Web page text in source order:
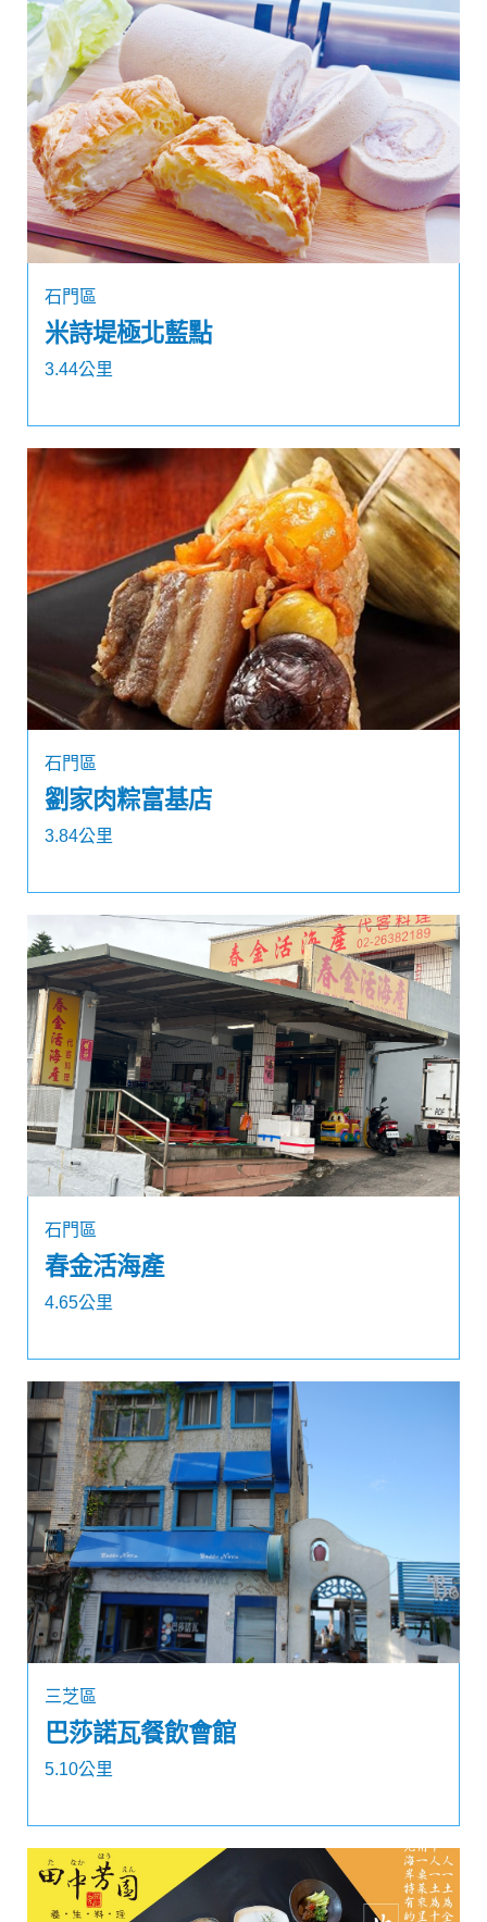
石門區
米詩堤極北藍點
3.44公里
石門區
劉家肉粽富基店
3.84公里
石門區
春金活海產
4.65公里
三芝區
巴莎諾瓦餐飲會館
5.10公里